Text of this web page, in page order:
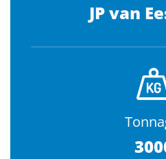
JP van